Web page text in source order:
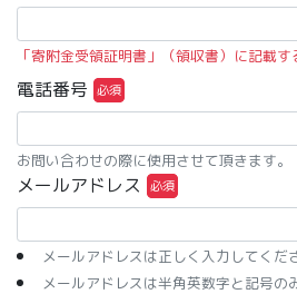
「寄附金受領証明書」（領収書）に記載す
電話番号
お問い合わせの際に使用させて頂きます。
メールアドレス
メールアドレスは正しく入力してくだ
メールアドレスは半角英数字と記号の